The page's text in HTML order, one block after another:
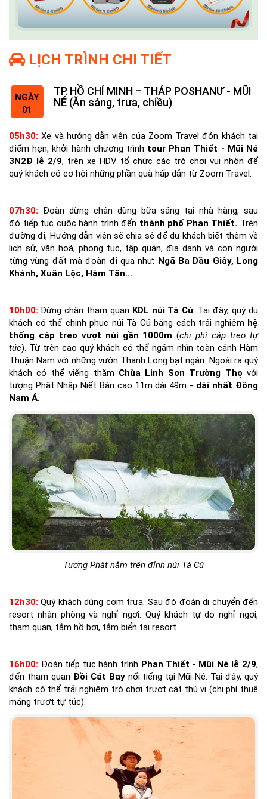
LỊCH TRÌNH CHI TIẾT
NGÀY
01
TP. HỒ CHÍ MINH – THÁP POSHANƯ - MŨI
NÉ (Ăn sáng, trưa, chiều)
05h30: Xe và hướng dẫn viên của Zoom Travel đón khách tại
điểm hẹn, khởi hành chương trình tour Phan Thiết - Mũi Né
3N2Đ lễ 2/9, trên xe HDV tổ chức các trò chơi vui nhộn để
quý khách có cơ hội những phần quà hấp dẫn từ Zoom Travel.
07h30: Đoàn dừng chân dùng bữa sáng tại nhà hàng, sau
đó tiếp tục cuộc hành trình đến thành phố Phan Thiết. Trên
đường đi, Hướng dẫn viên sẽ chia sẻ để du khách biết thêm về
lịch sử, văn hoá, phong tục, tập quán, địa danh và con người
từng vùng đất mà đoàn đi qua như: Ngã Ba Dầu Giây, Long
Khánh, Xuân Lộc, Hàm Tân...
10h00: Dừng chân tham quan KDL núi Tà Cú . Tại đây, quý du
khách có thể chinh phục núi Tà Cú bằng cách trải nghiệm hệ
thống cáp treo vượt núi gần 1000m (chi phí cáp treo tự
túc). Từ trên cao quý khách có thể ngắm nhìn toàn cảnh Hàm
Thuận Nam với những vườn Thanh Long bạt ngàn. Ngoài ra quý
khách có thể viếng thăm Chùa Linh Sơn Trường Thọ với
tượng Phật Nhập Niết Bàn cao 11m dài 49m - dài nhất Đông
Nam Á.
Tượng Phật nằm trên đỉnh núi Tà Cú
12h30: Quý khách dùng cơm trưa. Sau đó đoàn di chuyển đến
resort nhận phòng và nghỉ ngơi. Quý khách tự do nghỉ ngơi,
tham quan, tắm hồ bơi, tắm biển tại resort.
16h00: Đoàn tiếp tục hành trình Phan Thiết - Mũi Né lễ 2/9,
đến tham quan Đồi Cát Baynổi tiếng tại Mũi Né. Tại đây, quý
khách có thể trải nghiệm trò chơi trượt cát thú vị (chi phí thuê
máng trượt tự túc).